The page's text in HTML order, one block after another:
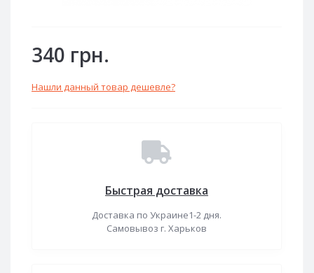
340 грн.
Нашли данный товар дешевле?
Быстрая доставка
Доставка по Украине1-2 дня.
Самовывоз г. Харьков